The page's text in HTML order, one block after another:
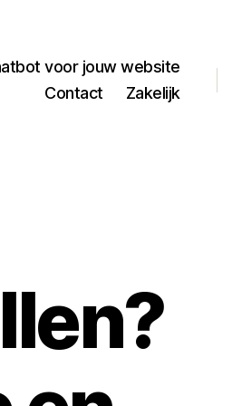
voor jouw website
Contact
Zakelijk